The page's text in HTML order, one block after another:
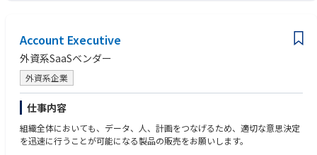
向と最適なソリューションをTCSグローバルと連携してお客様に提案する
・構想フェーズから、設計・開発フェーズに渡り、カスタマフェーシング
を実施し、お客様のビジョン・お悩みを捉え、タイムリーに打ち手を検討
する
◆Data & Analytics◆
AIを活用したBusiness Transformationを目指すお客様に対し、TCSが提唱
クラウドなどのデータ基盤構築から具体的なユースケースに対してビジネ
ス価値を創出するところまで、一貫したサービスを提供します。
・サプライチェーンの課題に対処するためのシステム、プロセス、ツール
の設計と導入に加え、戦略の策定と実施に直接携わった経験
・コンサルティング会社での実務経験。
例） 複数の輸送形態（TL、LTL、化学品輸送）のバックグラウンド
・複雑な契約締結を主導した経験​
・複雑なビジネス課題を解決する能力、つまり変化する顧客に迅速に適応
し、複数のプロジェクトをマルチタスクで遂行できる能力​
・スピード感のある環境で活躍できる方​
・主体性、行動力、細部へのこだわりがある​
・強力な交渉力と影響力優れたファシリテーション能力​
・当四半期の取引を成立させつつ、長期的なビジネスチャンスを育む。
・継続的な改善とベストプラクティスの共有を確実にするため、毎週およ
び毎月の個別およびチームでのパイプラインレビュー、
会議、トレーニングセッションを調整および管理する。
・日々の活動、週ごとの活動、パイプライン、予測、成約済み案件を管理
し、パイプライン管理の成功に基づいた目標達成を確実にする。
・優秀な営業人材の獲得、採用、入社手続き、定着、離職率の管理
・顧客アカウントのビジネスニーズと収益可能性を十分に理解しているこ
とを示す。
Account Executive
外資系SaaSベンダー
外資系企業
仕事内容
組織全体においても、データ、人、計画をつなげるため、適切な意思決定
を迅速に行うことが可能になる製品の販売をお願いします。